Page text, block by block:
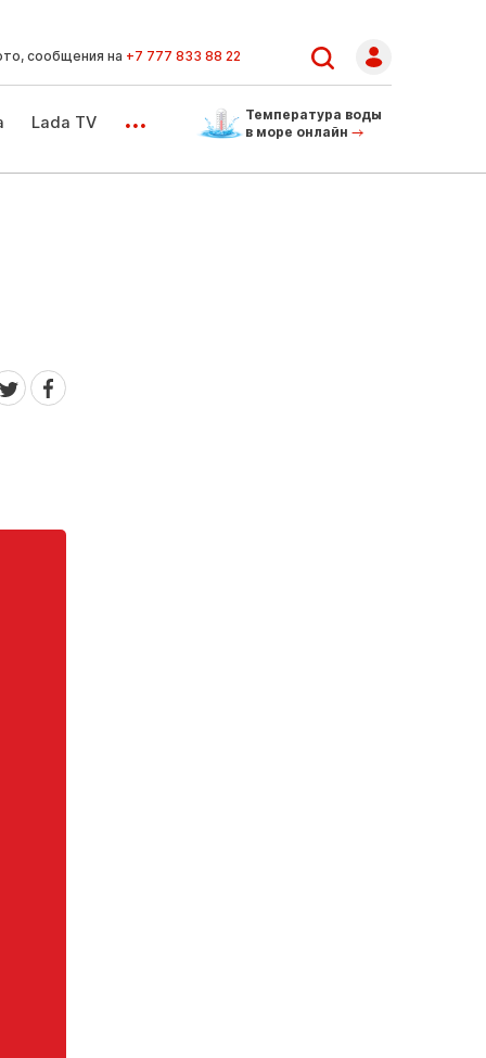
сообщения на +7 777 833 88 22
Lada TV ...
Температура воды
в море онлайн